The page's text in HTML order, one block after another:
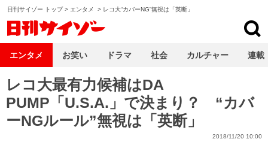
日刊サイゾー トップ> エンタメ > レコ大“カバーNG”無視は「英断」
レコ大最有力候補はDA
PUMP「U.S.A.」で決まり？ “カバ
ーNGルール”無視は「英断」
2018/11/20 10:00
エンタメ お笑い ドラマ 社会 カルチャー 連載